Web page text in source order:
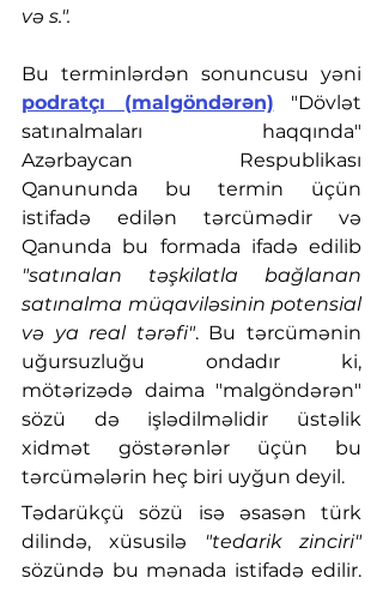
və s.".
podratçı (malgöndərən) "Dövlət
satınalmaları haqqında"
Azərbaycan Respublikası
Qanununda bu termin üçün
istifadə edilən tərcümədir və
"satınalan təşkilatla bağlanan
satınalma müqaviləsinin potensial
və ya real tərəfi". Bu tərcümənin
uğursuzluğu ondadır ki,
mötərizədə daima "malgöndərən"
sözü də işlədilməlidir üstəlik
xidmət göstərənlər üçün bu
tərcümələrin heç biri uyğun deyil.
Tədarükçü sözü isə əsasən türk
dilində, xüsusilə "tedarik zinciri"